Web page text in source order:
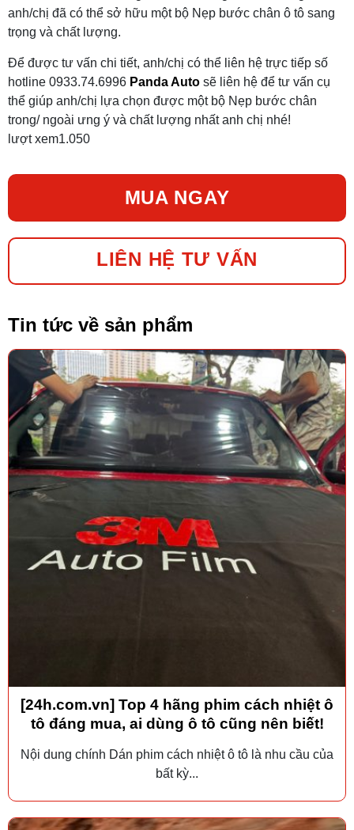
anh/chị đã có thể sở hữu một bộ Nẹp bước chân ô tô sang
trọng và chất lượng.
Để được tư vấn chi tiết, anh/chị có thể liên hệ trực tiếp số
hotline 0933.74.6996 Panda Auto sẽ liên hệ để tư vấn cụ
thể giúp anh/chị lựa chọn được một bộ Nẹp bước chân
trong/ ngoài ưng ý và chất lượng nhất anh chị nhé!
lượt xem1.050
MUA NGAY
LIÊN HỆ TƯ VẤN
Tin tức về sản phẩm
[24h.com.vn] Top 4 hãng phim cách nhiệt ô
tô đáng mua, ai dùng ô tô cũng nên biết!
Nội dung chính Dán phim cách nhiệt ô tô là nhu cầu của
bất kỳ...